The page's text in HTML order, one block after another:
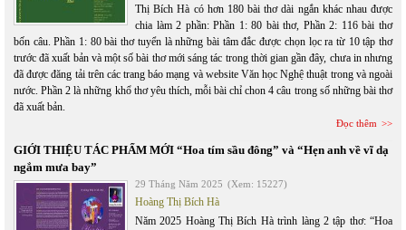
Thị Bích Hà có hơn 180 bài thơ dài ngắn khác nhau được
chia làm 2 phần: Phần 1: 80 bài thơ, Phần 2: 116 bài thơ
bốn câu. Phần 1: 80 bài thơ tuyển là những bài tâm đắc được chọn lọc ra từ 10 tập thơ
trước đã xuất bản và một số bài thơ mới sáng tác trong thời gian gần đây, chưa in nhưng
đã được đăng tải trên các trang báo mạng và website Văn học Nghệ thuật trong và ngoài
nước. Phần 2 là những khổ thơ yêu thích, mỗi bài chỉ chon 4 câu trong số những bài thơ
đã xuất bản.
Đọc thêm
GIỚI THIỆU TÁC PHẨM MỚI “Hoa tím sầu đông” và “Hẹn anh về vĩ dạ
ngắm mưa bay”
29 Tháng Năm 2025 (Xem: 15227)
Hoàng Thị Bích Hà
Năm 2025 Hoàng Thị Bích Hà trình làng 2 tập thơ: “Hoa